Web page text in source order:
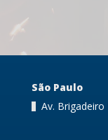
São Paulo
Av.